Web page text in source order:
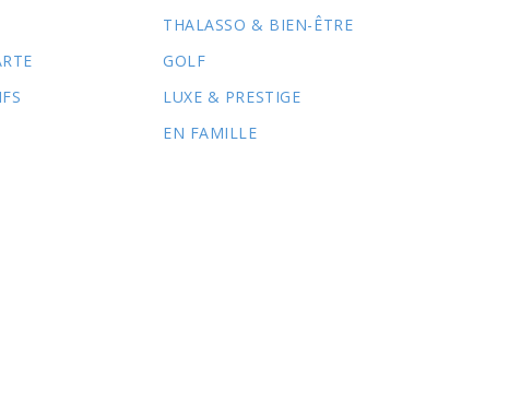
THALASSO & BIEN-ÊTRE
GOLF
LUXE & PRESTIGE
EN FAMILLE